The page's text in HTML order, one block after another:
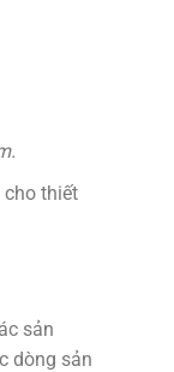
cho thiết
sản
dòng sản